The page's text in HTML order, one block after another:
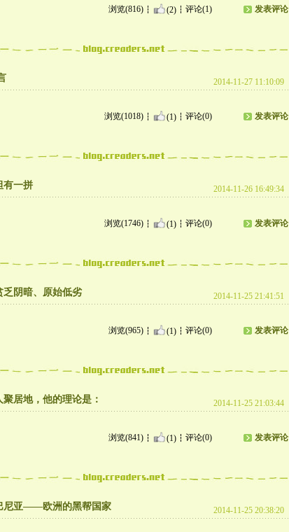
浏览(816) (2) 评论(1) 发表评论
2014-11-27 11:10:09
浏览(1018) (1) 评论(0) 发表评论
有一拼 2014-11-26 16:49:34
浏览(1746) (1) 评论(0) 发表评论
阴暗、原始低劣 2014-11-25 21:41:51
浏览(965) (1) 评论(0) 发表评论
居地，他的理论是： 2014-11-25 21:03:44
浏览(841) (1) 评论(0) 发表评论
尼亚——欧洲的黑帮国家 2014-11-25 20:38:20